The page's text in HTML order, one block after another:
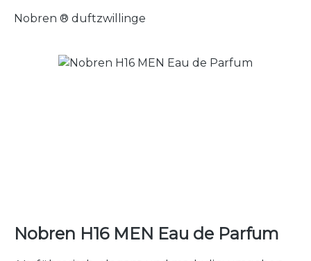
Nobren ® duftzwillinge
Bildergalerie überspringen
Nobren H16 MEN Eau de Parfum